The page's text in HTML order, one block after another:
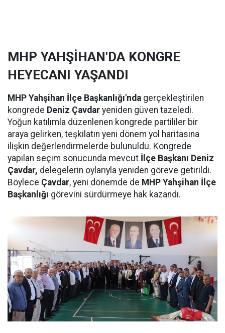
MHP YAHŞİHAN'DA KONGRE
HEYECANI YAŞANDI
MHP Yahşihan İlçe Başkanlığı'nda gerçekleştirilen
kongrede Deniz Çavdar yeniden güven tazeledi.
Yoğun katılımla düzenlenen kongrede partililer bir
araya gelirken, teşkilatın yeni dönem yol haritasına
ilişkin değerlendirmelerde bulunuldu. Kongrede
yapılan seçim sonucunda mevcut İlçe Başkanı Deniz
Çavdar, delegelerin oylarıyla yeniden göreve getirildi.
Böylece Çavdar, yeni dönemde de MHP Yahşihan İlçe
Başkanlığı görevini sürdürmeye hak kazandı.